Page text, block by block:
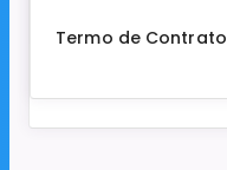
Termo de Contrato